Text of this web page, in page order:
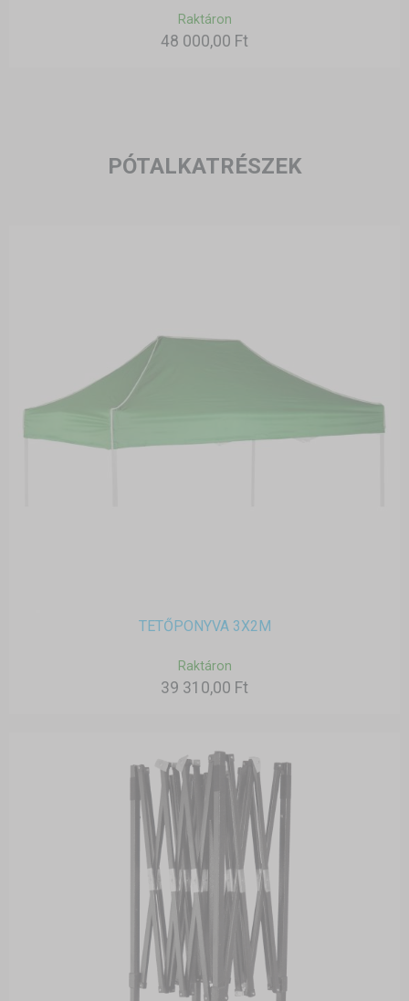
Raktáron
48 000,00 Ft
PÓTALKATRÉSZEK
TETŐPONYVA 3X2M
Raktáron
39 310,00 Ft